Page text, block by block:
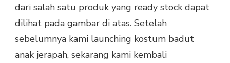
dari salah satu produk yang ready stock dapat
dilihat pada gambar di atas. Setelah
sebelumnya kami launching kostum badut
anak jerapah, sekarang kami kembali